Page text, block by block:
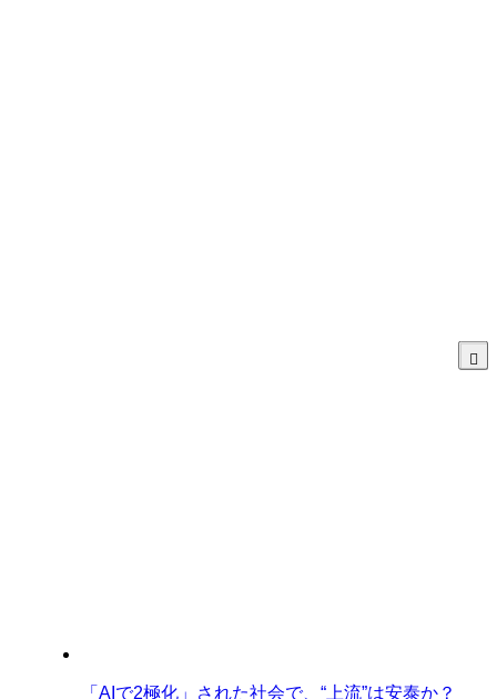
「AIで2極化」された社会で、“上流”は安泰か？